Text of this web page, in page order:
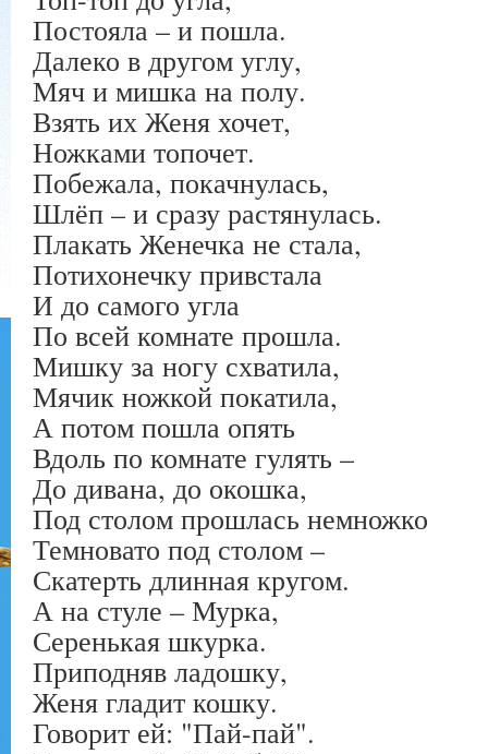
Постояла – и пошла.
Далеко в другом углу,
Мяч и мишка на полу.
Взять их Женя хочет,
Ножками топочет.
Побежала, покачнулась,
Шлёп – и сразу растянулась.
Плакать Женечка не стала,
Потихонечку привстала
И до самого угла
По всей комнате прошла.
Мишку за ногу схватила,
Мячик ножкой покатила,
А потом пошла опять
Вдоль по комнате гулять –
До дивана, до окошка,
Под столом прошлась немножко
Темновато под столом –
Скатерть длинная кругом.
А на стуле – Мурка,
Серенькая шкурка.
Приподняв ладошку,
Женя гладит кошку.
Говорит ей: "Пай-пай".